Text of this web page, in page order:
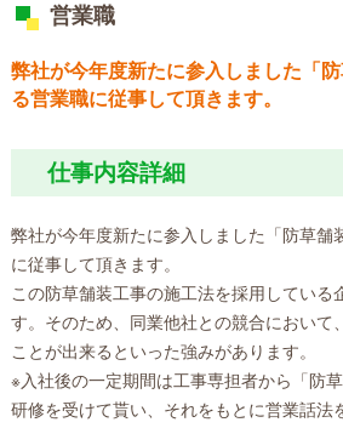
営業職
弊社が今年度新たに参入しました「
る営業職に従事して頂きます。
仕事内容詳細
弊社が今年度新たに参入しました「防草舗
に従事して頂きます。
この防草舗装工事の施工法を採用している
す。そのため、同業他社との競合において
ことが出来るといった強みがあります。
※入社後の一定期間は工事専担者から「防
研修を受けて貰い、それをもとに営業話法